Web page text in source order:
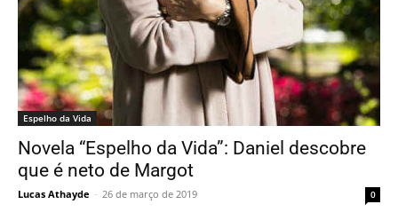
Espelho da Vida
Novela “Espelho da Vida”: Daniel descobre
que é neto de Margot
Lucas Athayde - 26 de março de 2019 0